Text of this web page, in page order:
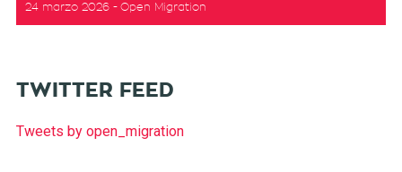
24 marzo 2026 Open Migration
TWITTER FEED
Tweets by open_migration